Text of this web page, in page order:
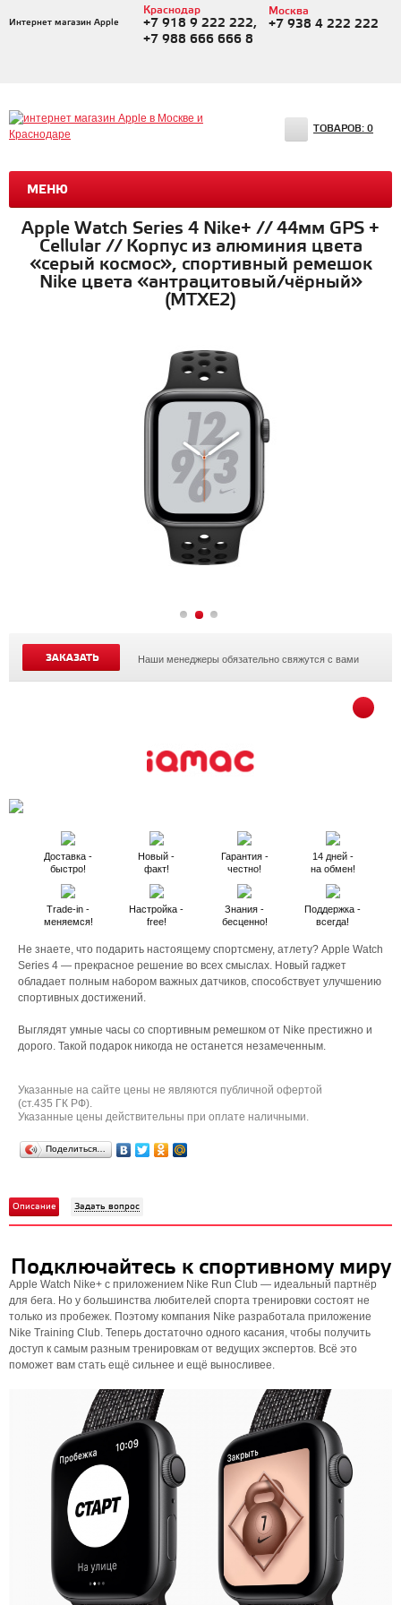
Интернет магазин Apple
Краснодар
+7 918 9 222 222,
+7 988 666 666 8
Москва
+7 938 4 222 222
МЕНЮ
ТОВАРОВ: 0
Apple Watch Series 4 Nike+ // 44мм GPS +
Cellular // Корпус из алюминия цвета
«серый космос», спортивный ремешок
Nike цвета «антрацитовый/чёрный»
(MTXE2)
ЗАКАЗАТЬ Наши менеджеры обязательно свяжутся с вами
Доставка -
быстро!
Новый -
факт!
Гарантия -
честно!
14 дней -
на обмен!
Trade-in -
меняемся!
Настройка -
free!
Знания -
бесценно!
Поддержка -
всегда!
Не знаете, что подарить настоящему спортсмену, атлету? Apple Watch
Series 4 — прекрасное решение во всех смыслах. Новый гаджет
обладает полным набором важных датчиков, способствует улучшению
спортивных достижений.
Выглядят умные часы со спортивным ремешком от Nike престижно и
дорого. Такой подарок никогда не останется незамеченным.
Указанные на сайте цены не являются публичной офертой
(ст.435 ГК РФ).
Указанные цены действительны при оплате наличными.
Поделиться…
Описание Задать вопрос
Подключайтесь к спортивному миру
Apple Watch Nike+ с приложением Nike Run Club — идеальный партнёр
для бега. Но у большинства любителей спорта тренировки состоят не
только из пробежек. Поэтому компания Nike разработала приложение
Nike Training Club. Теперь достаточно одного касания, чтобы получить
доступ к самым разным тренировкам от ведущих экспертов. Всё это
поможет вам стать ещё сильнее и ещё выносливее.